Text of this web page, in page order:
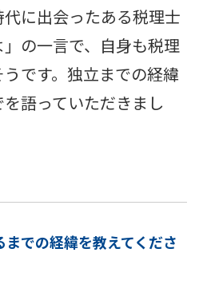
に出会ったある税理士
の一言で、自身も税理
です。独立までの経緯
語っていただきまし
での経緯を教えてくださ